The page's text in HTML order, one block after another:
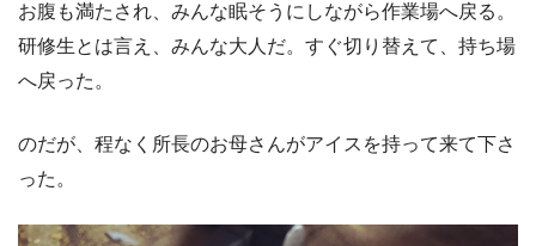
お腹も満たされ、みんな眠そうにしながら作業場へ戻る。
研修生とは言え、みんな大人だ。すぐ切り替えて、持ち場
へ戻った。
のだが、程なく所長のお母さんがアイスを持って来て下さ
った。